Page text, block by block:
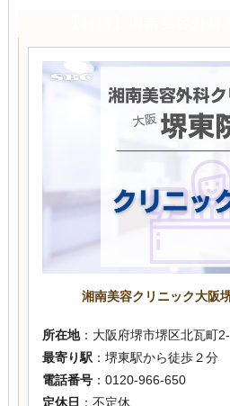
湘南美容クリニック大阪
所在地：大阪府堺市堺区北瓦町
最寄り駅：堺東駅から徒歩２分
電話番号：0120-966-650
定休日 ：不定休